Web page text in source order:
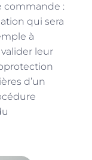
commande :
qui sera
à
leur
d’un